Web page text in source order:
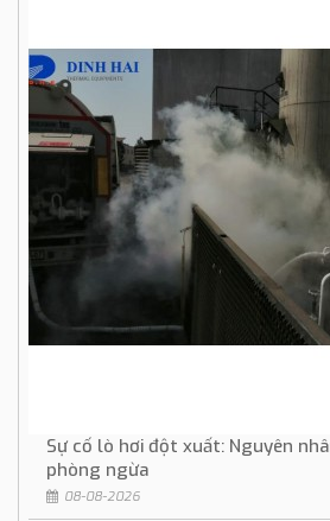
Sự cố lò hơi đột xuất: Nguyên
phòng ngừa
08-08-2026